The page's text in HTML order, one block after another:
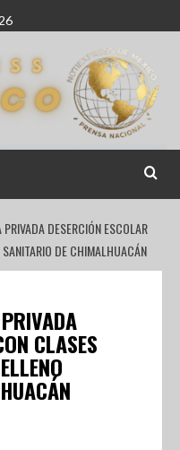
DESERCIÓN ESCOLAR
DE CHIMALHUACÁN
CLASES